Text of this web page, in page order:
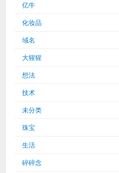
亿牛
化妆品
域名
大猩猩
想法
技术
未分类
珠宝
生活
碎碎念